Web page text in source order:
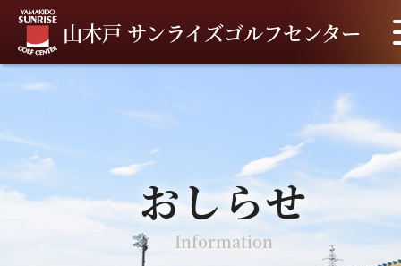
山木戸 サンライズゴルフセンター
おしらせ
Information